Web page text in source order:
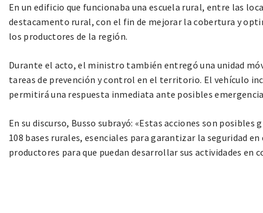
En un edificio que funcionaba una escuela rural, entre las
destacamento rural, con el fin de mejorar la cobertura y
los productores de la región.
Durante el acto, el ministro también entregó una unidad
tareas de prevención y control en el territorio. El vehículo
permitirá una respuesta inmediata ante posibles
En su discurso, Busso subrayó: «Estas acciones son
108 bases rurales, esenciales para garantizar la seguridad
productores para que puedan desarrollar sus actividades en